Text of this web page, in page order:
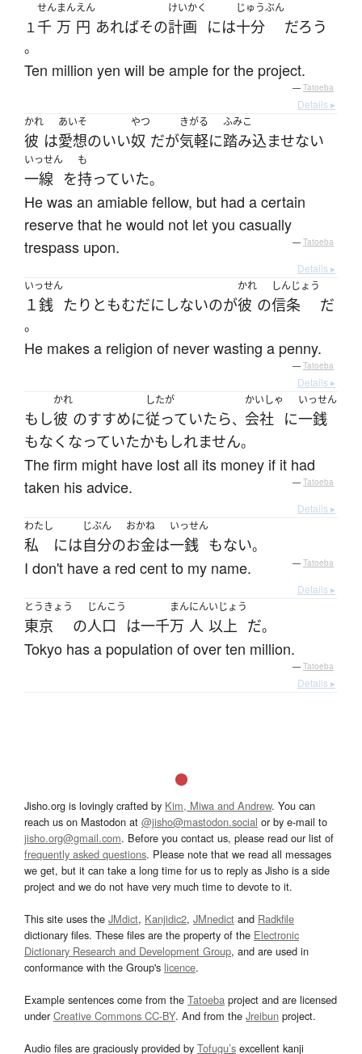
１
せん
千
まん
万
えん
円 あればその
けいかく
計画 には
じゅうぶん
十分 だろう
。
Ten million yen will be ample for the project.
— Tatoeba
Details ▸
かれ
彼 は
あいそ
愛想のいい
やつ
奴 だが
きがる
気軽に
ふみこ
踏み込ませない
いっせん
一線 を
も
持っていた。
He was an amiable fellow, but had a certain
reserve that he would not let you casually
trespass upon.
— Tatoeba
Details ▸
いっせん
１銭 たりともむだにしないのが
かれ
彼 の
しんじょう
信条 だ
。
He makes a religion of never wasting a penny.
— Tatoeba
Details ▸
もし
かれ
彼 のすすめに
したが
従っていたら、
かいしゃ
会社 に
いっせん
一銭
もなくなっていたかもしれません。
The firm might have lost all its money if it had
taken his advice.
— Tatoeba
Details ▸
わたし
私 には
じぶん
自分の
おかね
お金は
いっせん
一銭 もない。
I don't have a red cent to my name. — Tatoeba
Details ▸
とうきょう
東京 の
じんこう
人口 は一千
まん
万
にん
人
いじょう
以上 だ。
Tokyo has a population of over ten million.
— Tatoeba
Details ▸
Jisho.org is lovingly crafted by Kim, Miwa and Andrew. You can
reach us on Mastodon at @jisho@mastodon.social or by e-mail to
jisho.org@gmail.com. Before you contact us, please read our list of
frequently asked questions. Please note that we read all messages
we get, but it can take a long time for us to reply as Jisho is a side
project and we do not have very much time to devote to it.
This site uses the JMdict, Kanjidic2, JMnedict and Radkfile
dictionary files. These files are the property of the Electronic
Dictionary Research and Development Group, and are used in
conformance with the Group's licence.
Example sentences come from the Tatoeba project and are licensed
underCreative Commons CC-BY. And from the Jreibun project.
Audio files are graciously provided by Tofugu’s excellent kanji